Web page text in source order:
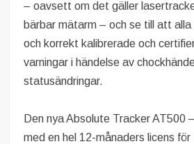
– oavsett om det gäller
bärbar mätarm – och se till att
och korrekt kalibrerade och
varningar i händelse av
statusändringar.
Den nya Absolute Tracker AT500
med en hel 12-månaders licens för